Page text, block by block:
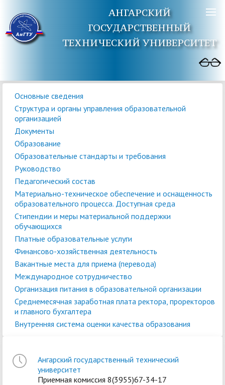
АНГАРСКИЙ
ГОСУДАРСТВЕННЫЙ
ТЕХНИЧЕСКИЙ УНИВЕРСИТЕТ
Основные сведения
Структура и органы управления образовательной
организацией
Документы
Образование
Образовательные стандарты и требования
Руководство
Педагогический состав
Материально-техническое обеспечение и оснащенность
образовательного процесса. Доступная среда
Стипендии и меры материальной поддержки
обучающихся
Платные образовательные услуги
Финансово-хозяйственная деятельность
Вакантные места для приема (перевода)
Международное сотрудничество
Организация питания в образовательной организации
Среднемесячная заработная плата ректора, проректоров
и главного бухгалтера
Внутренняя система оценки качества образования
Ангарский государственный технический
университет
Приемная комиссия 8(3955)67-34-17